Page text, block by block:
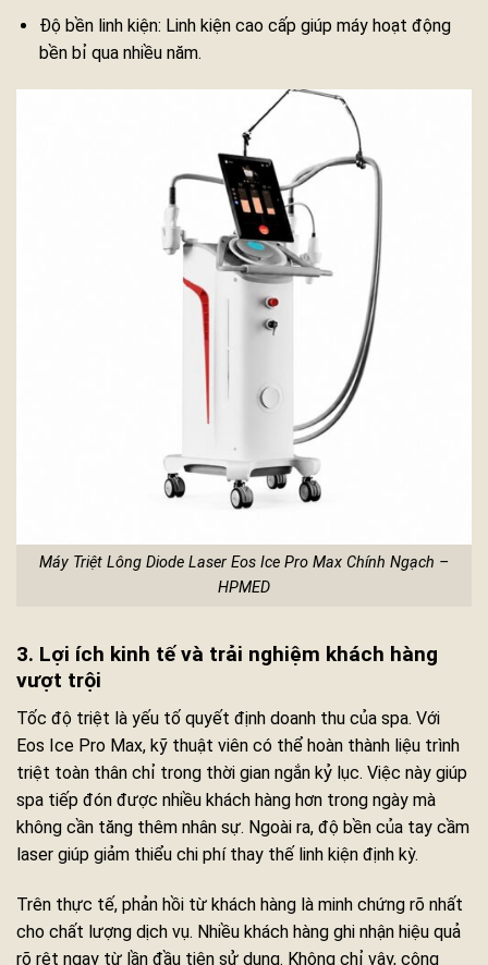
Độ bền linh kiện: Linh kiện cao cấp giúp máy hoạt động
bền bỉ qua nhiều năm.
Máy Triệt Lông Diode Laser Eos Ice Pro Max Chính Ngạch –
HPMED
3. Lợi ích kinh tế và trải nghiệm khách hàng
vượt trội
Tốc độ triệt là yếu tố quyết định doanh thu của spa. Với
Eos Ice Pro Max, kỹ thuật viên có thể hoàn thành liệu trình
triệt toàn thân chỉ trong thời gian ngắn kỷ lục. Việc này giúp
spa tiếp đón được nhiều khách hàng hơn trong ngày mà
không cần tăng thêm nhân sự. Ngoài ra, độ bền của tay cầm
laser giúp giảm thiểu chi phí thay thế linh kiện định kỳ.
Trên thực tế, phản hồi từ khách hàng là minh chứng rõ nhất
cho chất lượng dịch vụ. Nhiều khách hàng ghi nhận hiệu quả
rõ rệt ngay từ lần đầu tiên sử dụng. Không chỉ vậy, công